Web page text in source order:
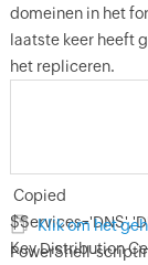
domeinen in het
laatste keer heeft
het repliceren.
Copied
Key Distribution
Klik om het
PowerShell-